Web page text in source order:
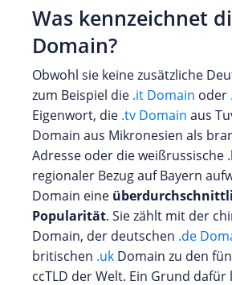
Was kennzeichnet
Domain?
Obwohl sie keine zusätzliche
zum Beispiel die .it Domain oder
Eigenwort, die .tv Domain aus
Domain aus Mikronesien als
Adresse oder die weißrussische
regionaler Bezug auf Bayern
Domain eine
Popularität. Sie zählt mit der
Domain, der deutschen .de
britischen .uk Domain zu den
ccTLD der Welt. Ein Grund